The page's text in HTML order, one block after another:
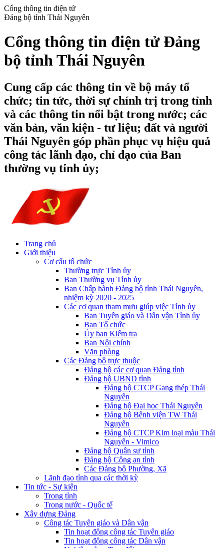
Cổng thông tin điện tử
Đảng bộ tỉnh Thái Nguyên
Cổng thông tin điện tử Đảng
bộ tỉnh Thái Nguyên
Cung cấp các thông tin về bộ máy tổ
chức; tin tức, thời sự chính trị trong tỉnh
và các thông tin nổi bật trong nước; các
văn bản, văn kiện - tư liệu; đất và người
Thái Nguyên góp phần phục vụ hiệu quả
công tác lãnh đạo, chỉ đạo của Ban
thường vụ tỉnh ủy;
Trang chủ
Giới thiệu
Cơ cấu tổ chức
Thường trực Tỉnh ủy
Ban Thường vụ Tỉnh ủy
Ban Chấp hành Đảng bộ tỉnh Thái Nguyên,
nhiệm kỳ 2020 - 2025
Các cơ quan tham mưu giúp việc Tỉnh ủy
Ban Tuyên giáo và Dân vận Tỉnh ủy
Ban Tổ chức
Ủy ban Kiểm tra
Ban Nội chính
Văn phòng
Các Đảng bộ trực thuộc
Đảng bộ các cơ quan Đảng tỉnh
Đảng bộ UBND tỉnh
Đảng bộ CTCP Gang thép Thái
Nguyên
Đảng bộ Đại học Thái Nguyên
Đảng bộ Bệnh viện TW Thái
Nguyên
Đảng bộ CTCP Kim loại màu Thái
Nguyên - Vimico
Đảng bộ Quân sự tỉnh
Đảng bộ Công an tỉnh
Các Đảng bộ Phường, Xã
Lãnh đạo tỉnh qua các thời kỳ
Tin tức - Sự kiện
Trong tỉnh
Trong nước - Quốc tế
Xây dựng Đảng
Công tác Tuyên giáo và Dân vận
Tin hoạt động công tác Tuyên giáo
Tin hoạt động công tác Dân vận